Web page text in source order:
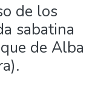
de los
sabatina
de Alba